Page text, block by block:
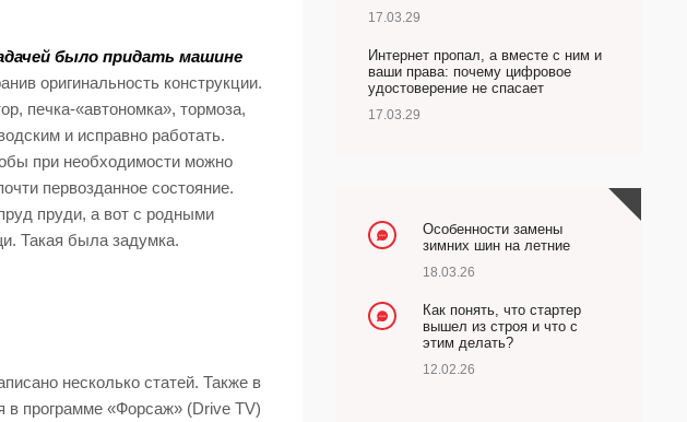
было придать машине
оригинальность конструкции.
печка-«автономка», тормоза,
и исправно работать.
при необходимости можно
первозданное состояние.
пруди, а вот с родными
Такая была задумка.
несколько статей. Также в
в программе «Форсаж» (Drive TV)
17.03.29
Интернет пропал, а вместе с ним и
ваши права: почему цифровое
удостоверение не спасает
17.03.29
Особенности замены
зимних шин на летние
18.03.26
Как понять, что стартер
вышел из строя и что с
этим делать?
12.02.26